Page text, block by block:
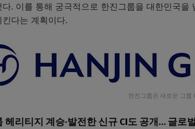
다. 이를 통해 궁극적으로 한진그룹을 대한민국
다는 계획이다.
한진그룹은 새로운 그룹
헤리티지 계승·발전한 신규 CI도 공개… 글로